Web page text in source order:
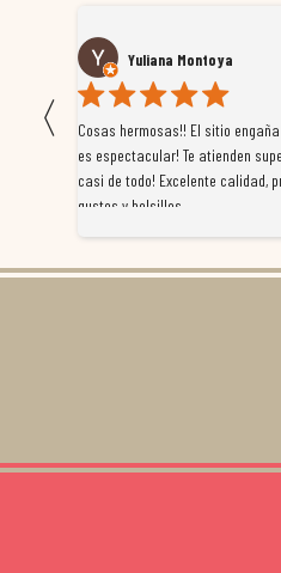
〈
Yuliana Montoya
Cosas hermosas!! El sitio
es espectacular! Te atienden
casi de todo! Excelente calidad,
gustos y bolsillos